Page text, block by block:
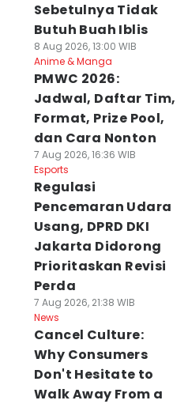
Sebetulnya Tidak
Butuh Buah Iblis
8 Aug 2026, 13:00 WIB
Anime & Manga
PMWC 2026:
Jadwal, Daftar Tim,
Format, Prize Pool,
dan Cara Nonton
7 Aug 2026, 16:36 WIB
Esports
Regulasi
Pencemaran Udara
Usang, DPRD DKI
Jakarta Didorong
Prioritaskan Revisi
Perda
7 Aug 2026, 21:38 WIB
News
Cancel Culture:
Why Consumers
Don't Hesitate to
Walk Away From a